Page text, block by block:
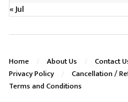
« Jul
Home About Us Contact
Privacy Policy
Cancellation /
Terms and Conditions